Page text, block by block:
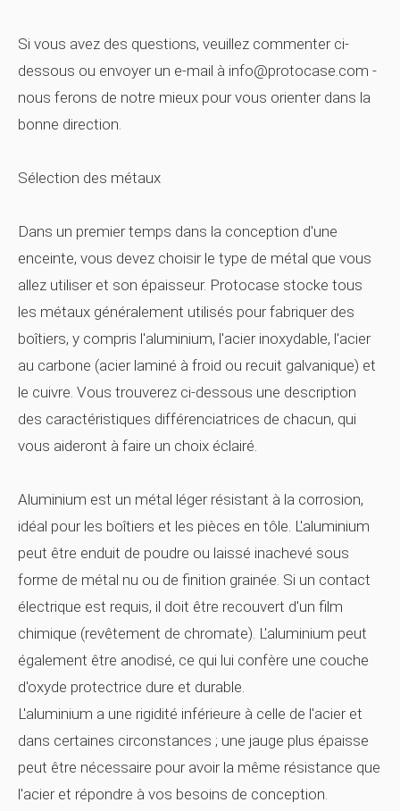
Si vous avez des questions, veuillez commenter ci-
dessous ou envoyer un e-mail à info@protocase.com -
nous ferons de notre mieux pour vous orienter dans la
bonne direction.
Sélection des métaux
Dans un premier temps dans la conception d'une
enceinte, vous devez choisir le type de métal que vous
allez utiliser et son épaisseur. Protocase stocke tous
les métaux généralement utilisés pour fabriquer des
boîtiers, y compris l'aluminium, l'acier inoxydable, l'acier
au carbone (acier laminé à froid ou recuit galvanique) et
le cuivre. Vous trouverez ci-dessous une description
des caractéristiques différenciatrices de chacun, qui
vous aideront à faire un choix éclairé.
Aluminium est un métal léger résistant à la corrosion,
idéal pour les boîtiers et les pièces en tôle. L'aluminium
peut être enduit de poudre ou laissé inachevé sous
forme de métal nu ou de finition grainée. Si un contact
électrique est requis, il doit être recouvert d'un film
chimique (revêtement de chromate). L'aluminium peut
également être anodisé, ce qui lui confère une couche
d'oxyde protectrice dure et durable.
L'aluminium a une rigidité inférieure à celle de l'acier et
dans certaines circonstances ; une jauge plus épaisse
peut être nécessaire pour avoir la même résistance que
l'acier et répondre à vos besoins de conception.